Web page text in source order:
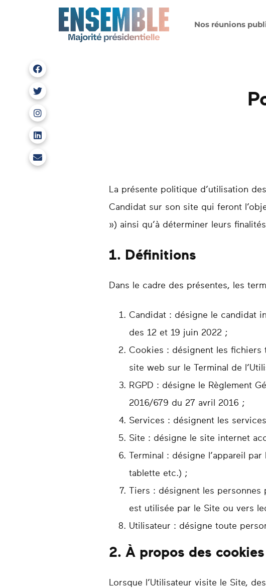
Nos réunions
La présente politique d’utilisation
Candidat sur son site qui feront
») ainsi qu’à déterminer leurs
1. Définitions
Dans le cadre des présentes, les
Candidat : désigne le candidat
des 12 et 19 juin 2022 ;
Cookies : désignent les fichiers
site web sur le Terminal de
RGPD : désigne le Règlement
2016/679 du 27 avril 2016 ;
Services : désignent les
Site : désigne le site internet
Terminal : désigne l’appareil
tablette etc.) ;
Tiers : désignent les
est utilisée par le Site ou vers
Utilisateur : désigne toute
2. À propos des cookies
Lorsque l’Utilisateur visite le Site,
Nous retrouver sur Facebook
Nous retrouver sur X
Nous retrouver sur Instagram
Nous retrouver sur LinkedIn
faure.esquenet.2024@gmail.com